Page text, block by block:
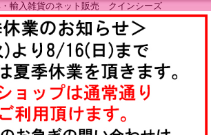
輸入雑貨のネット販売 クインシーズ